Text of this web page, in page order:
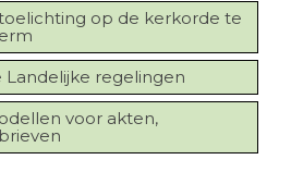
op de kerkorde te
Landelijke regelingen
voor akten,